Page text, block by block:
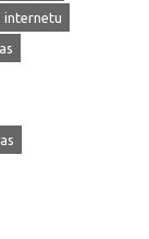
internetu